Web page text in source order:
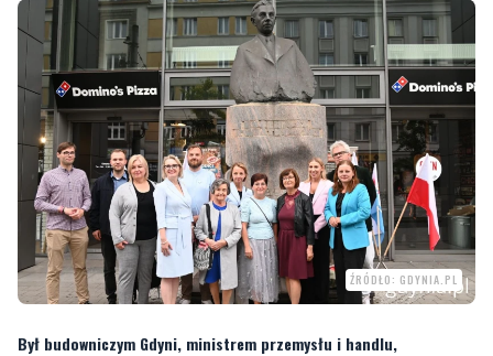
ŹRÓDŁO: GDYNIA.PL
Był budowniczym Gdyni, ministrem przemysłu i handlu,
wicepremierem i ministrem skarbu. W Gdyni odbyły się uroczyste
Tegoroczne obchody rozpoczęły się od wspólnego spotkania Aleksandry